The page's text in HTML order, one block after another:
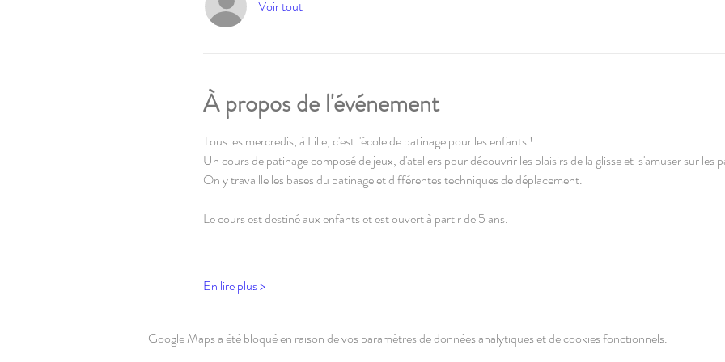
Voir tout
À propos de l'événement
Tous les mercredis, à Lille, c'est l'école de patinage pour les enfants !
Un cours de patinage composé de jeux, d'ateliers pour découvrir les plaisirs de la glisse et  s'amuser sur les
On y travaille les bases du patinage et différentes techniques de déplacement.
Le cours est destiné aux enfants et est ouvert à partir de 5 ans.
En lire plus >
Google Maps a été bloqué en raison de vos paramètres de données analytiques et de cookies fonctionnels.